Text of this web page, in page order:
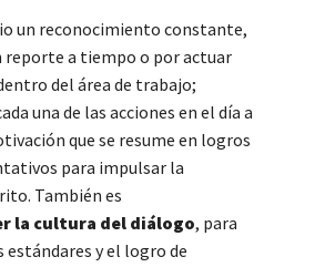
un reconocimiento constante,
reporte a tiempo o por actuar
del área de trabajo;
una de las acciones en el día a
que se resume en logros
para impulsar la
También es
la cultura del diálogo, para
y el logro de